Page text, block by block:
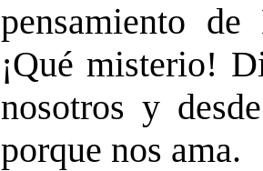
pensamiento
¡Qué misterio!
nosotros y
porque nos ama.